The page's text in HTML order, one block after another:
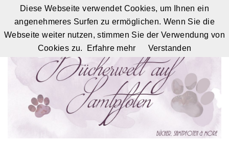
Diese Webseite verwendet Cookies, um Ihnen ein
angenehmeres Surfen zu ermöglichen. Wenn Sie die
Webseite weiter nutzen, stimmen Sie der Verwendung von
Cookies zu.
Erfahre mehr Verstanden